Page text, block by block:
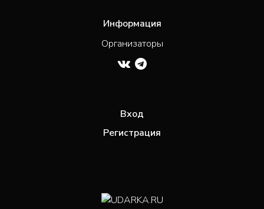
Информация
Организаторы
Вход
Регистрация